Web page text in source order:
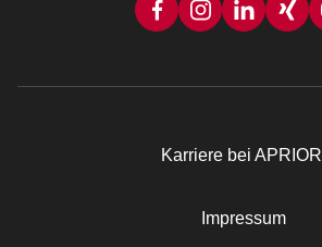
Karriere bei APRIORI
Impressum